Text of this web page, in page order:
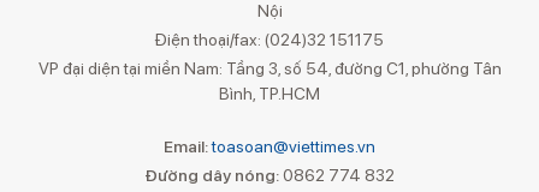
Nội
Điện thoại/fax: (024)32 151175
VP đại diện tại miền Nam: Tầng 3, số 54, đường C1, phường Tân
Bình, TP.HCM
Email:toasoan@viettimes.vn
Đường dây nóng: 0862 774 832